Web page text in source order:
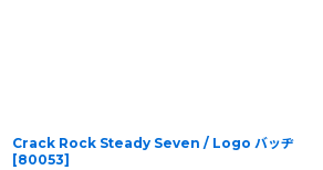
Crack Rock Steady Seven / Logo バッヂ
[80053]